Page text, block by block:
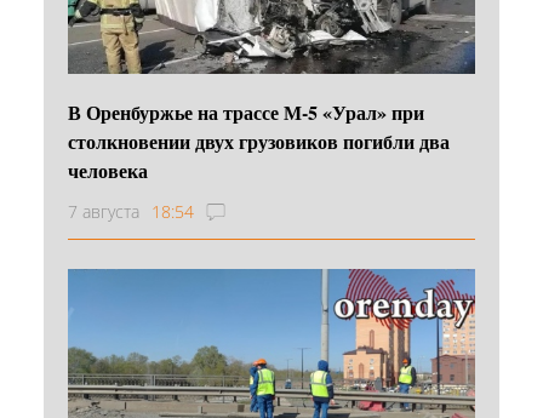
В Оренбуржье на трассе М-5 «Урал» при
столкновении двух грузовиков погибли два
человека
7 августа 18:54